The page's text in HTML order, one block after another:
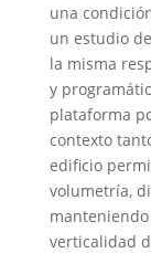
una
un estudio
la misma
y
plataforma
contexto
edificio
volumetría,
verticalidad